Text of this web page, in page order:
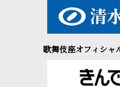
歌舞伎座オフィシャ